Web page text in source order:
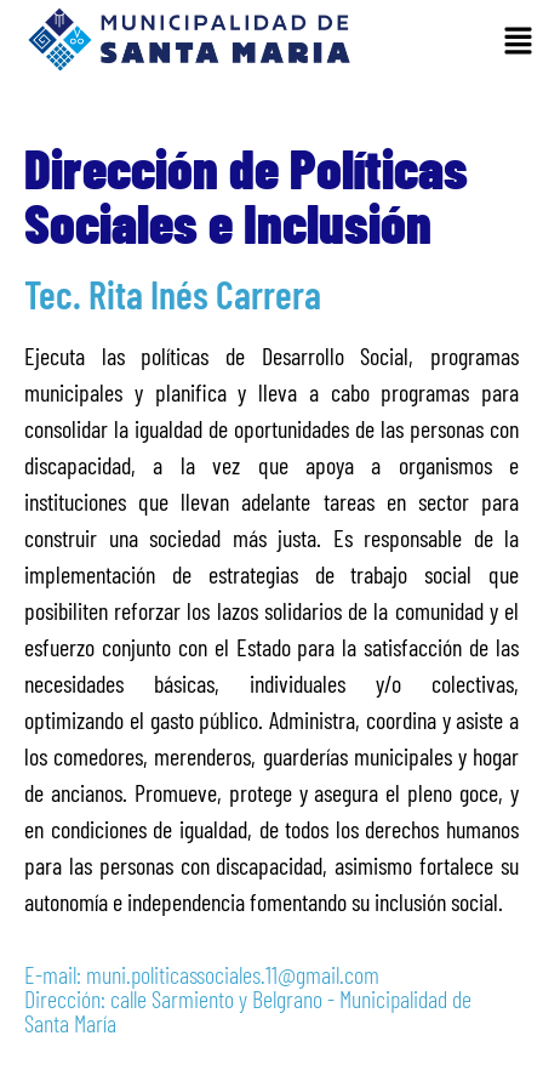
Dirección de Políticas
Sociales e Inclusión
Tec. Rita Inés Carrera
Ejecuta las políticas de Desarrollo Social, programas
municipales y planifica y lleva a cabo programas para
consolidar la igualdad de oportunidades de las personas con
discapacidad, a la vez que apoya a organismos e
instituciones que llevan adelante tareas en sector para
construir una sociedad más justa. Es responsable de la
implementación de estrategias de trabajo social que
posibiliten reforzar los lazos solidarios de la comunidad y el
esfuerzo conjunto con el Estado para la satisfacción de las
necesidades básicas, individuales y/o colectivas,
optimizando el gasto público. Administra, coordina y asiste a
los comedores, merenderos, guarderías municipales y hogar
de ancianos. Promueve, protege y asegura el pleno goce, y
en condiciones de igualdad, de todos los derechos humanos
para las personas con discapacidad, asimismo fortalece su
autonomía e independencia fomentando su inclusión social.
E-mail: muni.politicassociales.11@gmail.com
Dirección: calle Sarmiento y Belgrano - Municipalidad de
Santa María